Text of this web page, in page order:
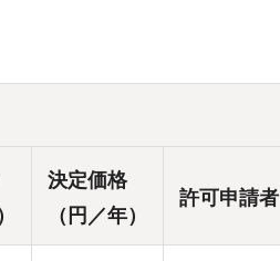
決定価格
（円／年）
許可申請者